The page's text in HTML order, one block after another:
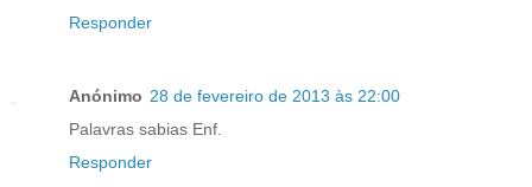
Responder
Anónimo 28 de fevereiro de 2013 às 22:00
Palavras sabias Enf.
Responder